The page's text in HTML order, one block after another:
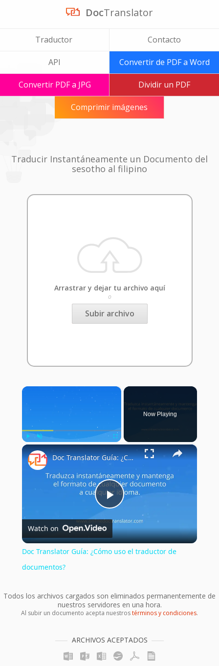
DocTranslator
Traductor Contacto
API Convertir de PDF a Word
Convertir PDF a JPG Dividir un PDF
Comprimir imágenes
Traducir Instantáneamente un Documento del
sesotho al filipino
Arrastrar y dejar tu archivo aquí
o
Subir archivo
×
Play Unmute Fullscreen
Now Playing
×
Play
Video
Doc Translator Guía: ¿Cómo uso el traductor de documentos?
Watch on
Doc Translator Guía: ¿Cómo uso el traductor de
documentos?
Todos los archivos cargados son eliminados permanentemente de
nuestros servidores en una hora.
Al subir un documento acepta nuestrostérminos y condiciones.
ARCHIVOS ACEPTADOS